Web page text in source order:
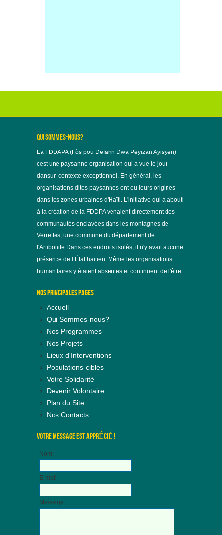
QUI SOMMES-NOUS?
La FDDAPA (Fòs pou Defann Dwa Peyizan Ayisyen)
cest une paysanne organisation qui a vue le jour
dansun contexte exceptionnel. En général, les
organisations dites paysannes ont eu leurs origines
dans les zones urbaines d'Haïti. L'initiative qui a abouti
à la création de la FDDPA venaient directement des
communautés enclavées dans les montagnes de
Verrettes, une commune du département de
l'Artibonite.Dans ces endroits isolés, il n'y avait aucune
présence de l’État haïtien. Même les organisations
humanitaires y étaient absentes et continuent de l'être
NOS PRINCIPALES PAGES
Accueil
Qui Sommes-nous?
Nos Programmes
Nos Projets
Lieux d'Interventions
Populations-cibles
Votre Solidarité
Devenir Volontaire
Plan du Site
Nos Contacts
VOTRE MESSAGE EST APPRÉCIÉ !
Nom:
E-mail:
Message: